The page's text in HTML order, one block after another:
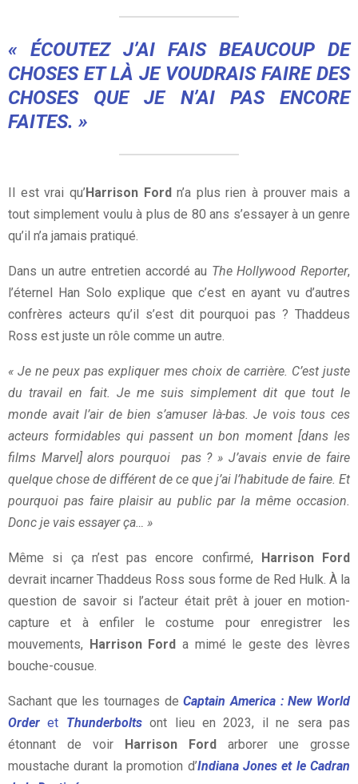
« ÉCOUTEZ J’AI FAIS BEAUCOUP DE
CHOSES ET LÀ JE VOUDRAIS FAIRE DES
CHOSES QUE JE N’AI PAS ENCORE
FAITES. »
Il est vrai qu’Harrison Fordn’a plus rien à prouver mais a
tout simplement voulu à plus de 80 ans s’essayer à un genre
qu’il n’a jamais pratiqué.
Dans un autre entretien accordé au The Hollywood Reporter,
l’éternel Han Solo explique que c’est en ayant vu d’autres
confrères acteurs qu’il s’est dit pourquoi pas ? Thaddeus
Ross est juste un rôle comme un autre.
« Je ne peux pas expliquer mes choix de carrière. C’est juste
du travail en fait. Je me suis simplement dit que tout le
monde avait l’air de bien s’amuser là-bas. Je vois tous ces
acteurs formidables qui passent un bon moment [dans les
films Marvel] alors pourquoi pas ? » J’avais envie de faire
quelque chose de différent de ce que j’ai l’habitude de faire. Et
pourquoi pas faire plaisir au public par la même occasion.
Donc je vais essayer ça… »
Même si ça n’est pas encore confirmé, Harrison Ford
devrait incarner Thaddeus Ross sous forme de Red Hulk. À la
question de savoir si l’acteur était prêt à jouer en motion-
capture et à enfiler le costume pour enregistrer les
mouvements, Harrison Ford a mimé le geste des lèvres
bouche-cousue.
Sachant que les tournages deCaptain America : New World
Order et Thunderbolts ont lieu en 2023, il ne sera pas
étonnant de voir Harrison Ford arborer une grosse
moustache durant la promotion d’Indiana Jones et le Cadran